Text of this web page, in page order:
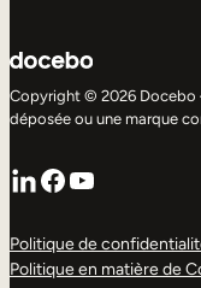
Copyright © 2026 Docebo
déposée ou une marque
LinkedIn
Facebook
YouTube
Politique de
Politique en matière de